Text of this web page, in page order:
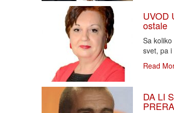
UVOD
ostale
Sa
svet, pa
Read
DA LI